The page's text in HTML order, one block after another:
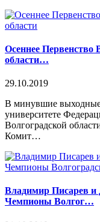
Осеннее Первенство
области…
29.10.2019
В минувшие
университете
Волгоградской
Комит…
Владимир Писарев
Чемпионы Волгог…